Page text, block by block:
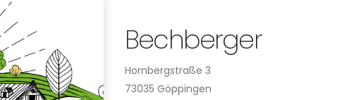
Bechberger
Hornbergstraße 3
73035 Göppingen